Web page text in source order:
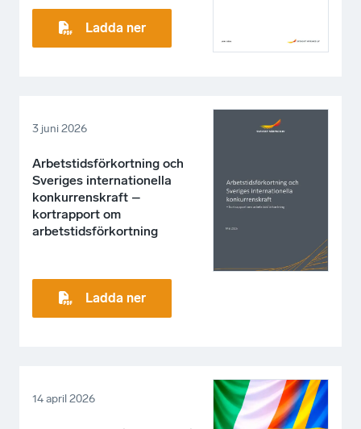
Ladda ner
3 juni 2026
Arbetstidsförkortning och
Sveriges internationella
konkurrenskraft –
kortrapport om
arbetstidsförkortning
Ladda ner
14 april 2026